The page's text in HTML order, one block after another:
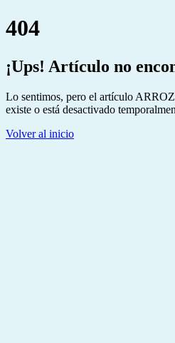
404
¡Ups! Artículo no
Lo sentimos, pero el artículo
existe o está desactivado
Volver al inicio